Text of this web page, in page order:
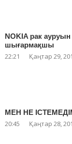
NOKIA рак
шығармақшы
22:21 Қаңтар 29,
МЕН НЕ
20:45 Қаңтар 28,